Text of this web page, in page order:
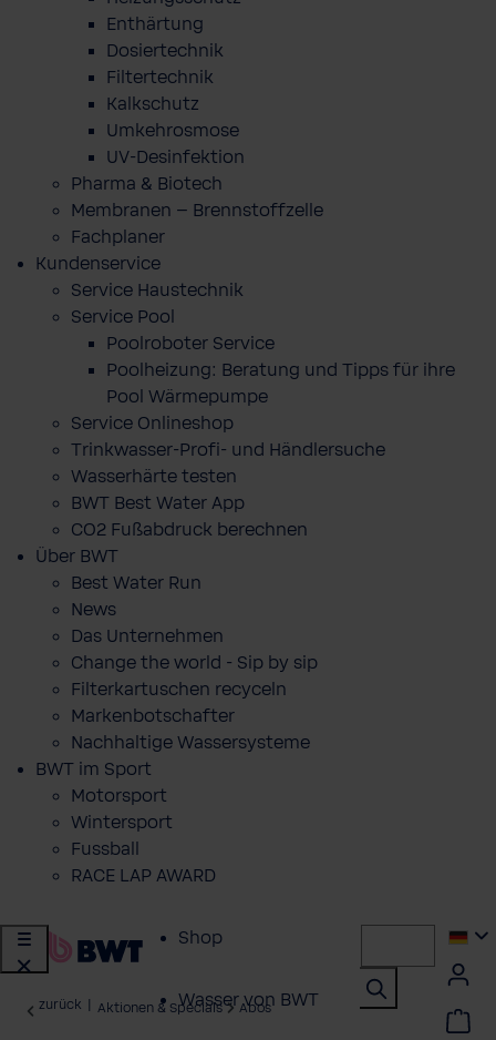
Enthärtung
Dosiertechnik
Filtertechnik
Kalkschutz
Umkehrosmose
UV-Desinfektion
Pharma & Biotech
Membranen – Brennstoffzelle
Fachplaner
Kundenservice
Service Haustechnik
Service Pool
Poolroboter Service
Poolheizung: Beratung und Tipps für ihre
Pool Wärmepumpe
Service Onlineshop
Trinkwasser-Profi- und Händlersuche
Wasserhärte testen
BWT Best Water App
CO2 Fußabdruck berechnen
Über BWT
Best Water Run
News
Das Unternehmen
Change the world - Sip by sip
Filterkartuschen recyceln
Markenbotschafter
Nachhaltige Wassersysteme
BWT im Sport
Motorsport
Wintersport
Fussball
RACE LAP AWARD
Shop
Wasser von BWT
zurück Aktionen & Specials Abos